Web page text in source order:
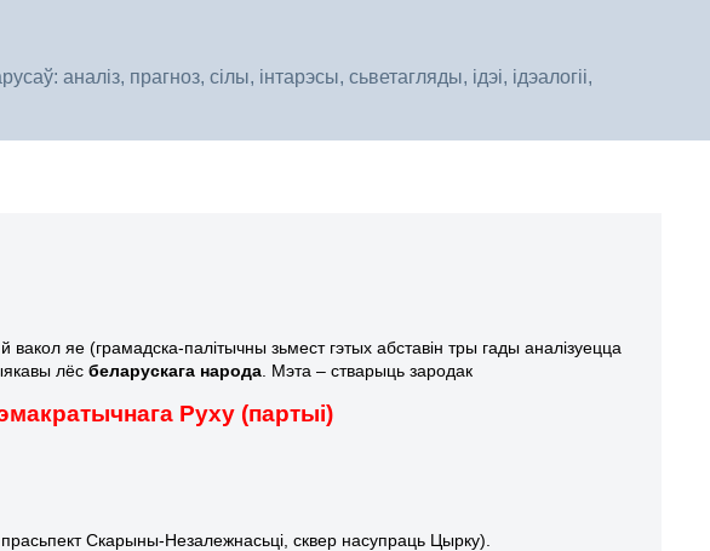
аналіз, прагноз, сілы, інтарэсы, сьветагляды, ідэі, ідэалогіі,
вакол яе (грамадска-палітычны зьмест гэтых абставін тры гады аналізуецца
лёсбеларускага народа . Мэта – стварыць зародак
Руху (партыі)
Скарыны-Незалежнасьці, сквер насупраць Цырку).